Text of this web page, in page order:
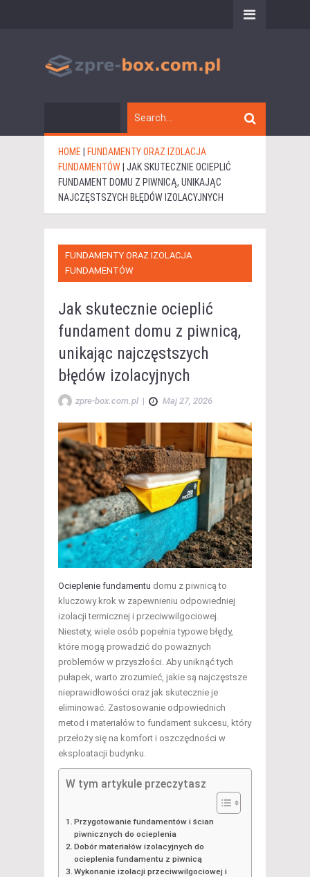
HOME
FUNDAMENTY ORAZ IZOLACJA
FUNDAMENTÓW JAK SKUTECZNIE OCIEPLIĆ
FUNDAMENT DOMU Z PIWNICĄ, UNIKAJĄC
NAJCZĘSTSZYCH BŁĘDÓW IZOLACYJNYCH
FUNDAMENTY ORAZ IZOLACJA
FUNDAMENTÓW
Jak skutecznie ocieplić
fundament domu z piwnicą,
unikając najczęstszych
błędów izolacyjnych
zpre-box.com.pl | Maj 27, 2026
Ocieplenie fundamentu domu z piwnicą to
kluczowy krok w zapewnieniu odpowiedniej
izolacji termicznej i przeciwwilgociowej.
Niestety, wiele osób popełnia typowe błędy,
które mogą prowadzić do poważnych
problemów w przyszłości. Aby uniknąć tych
pułapek, warto zrozumieć, jakie są najczęstsze
nieprawidłowości oraz jak skutecznie je
eliminować. Zastosowanie odpowiednich
metod i materiałów to fundament sukcesu, który
przełoży się na komfort i oszczędności w
eksploatacji budynku.
W tym artykule przeczytasz
Przygotowanie fundamentów i ścian
piwnicznych do ocieplenia
Dobór materiałów izolacyjnych do
ocieplenia fundamentu z piwnicą
Wykonanie izolacji przeciwwilgociowej i